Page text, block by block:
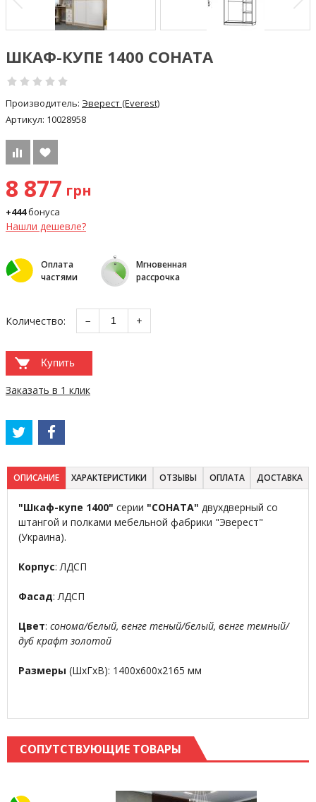
ШКАФ-КУПЕ 1400 СОНАТА
Производитель: Эверест (Everest)
Артикул: 10028958
8 877 грн
+444бонуса
Нашли дешевле?
Оплата
частями
Мгновенная
рассрочка
Количество: − +
Купить
Заказать в 1 клик
ОПИСАНИЕ ХАРАКТЕРИСТИКИ ОТЗЫВЫ ОПЛАТА ДОСТАВКА
"Шкаф-купе 1400" серии "СОНАТА" двухдверный со
штангой и полками мебельной фабрики "Эверест"
(Украина).
Корпус: ЛДСП
Фасад: ЛДСП
Цвет: сонома/белый, венге теный/белый, венге темный/
дуб крафт золотой
Размеры (ШхГхВ): 1400х600х2165 мм
СОПУТСТВУЮЩИЕ ТОВАРЫ